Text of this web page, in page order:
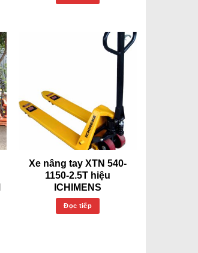
Xe nâng tay XTN 540-
1150-2.5T hiệu
ICHIMENS
Đọc tiếp